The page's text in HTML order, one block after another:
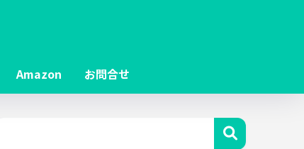
Amazon お問合せ